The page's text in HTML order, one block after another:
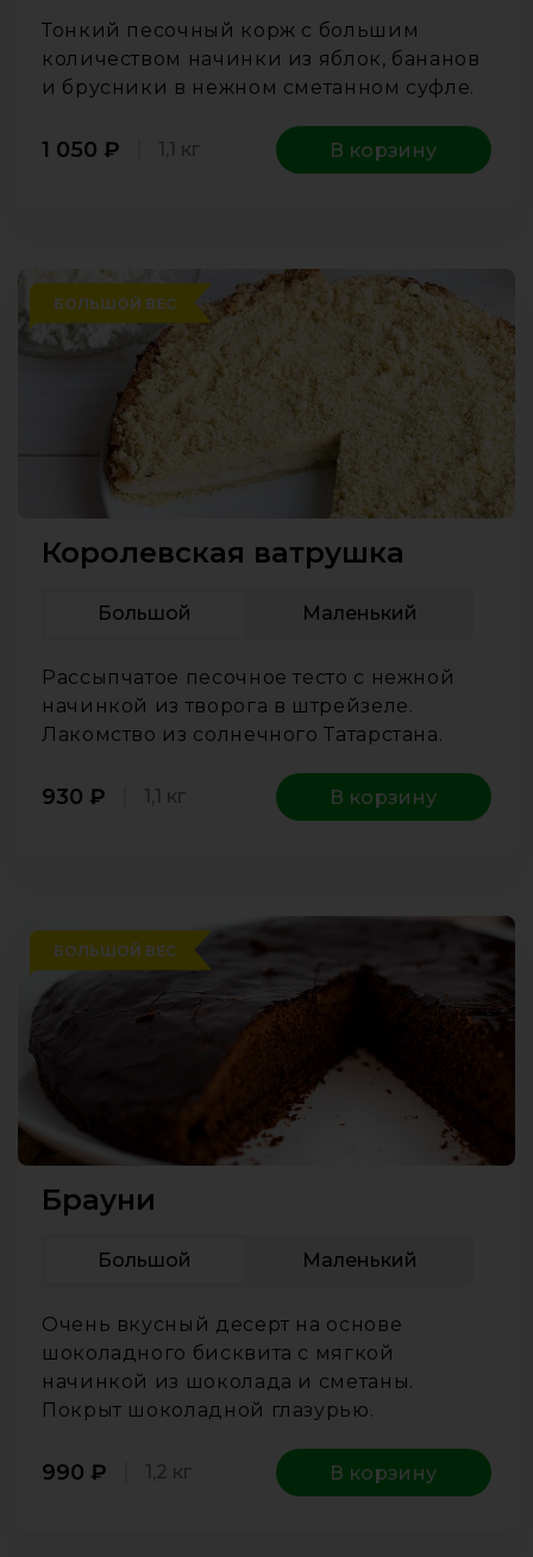
Тонкий песочный корж с большим
количеством начинки из яблок, бананов
и брусники в нежном сметанном суфле.
1 050 ₽ 1,1 кг В корзину
БОЛЬШОЙ ВЕС
Королевская ватрушка
Большой Маленький
Рассыпчатое песочное тесто с нежной
начинкой из творога в штрейзеле.
Лакомство из солнечного Татарстана.
930 ₽ 1,1 кг В корзину
БОЛЬШОЙ ВЕС
Брауни
Большой Маленький
Очень вкусный десерт на основе
шоколадного бисквита с мягкой
начинкой из шоколада и сметаны.
Покрыт шоколадной глазурью.
990 ₽ 1,2 кг В корзину